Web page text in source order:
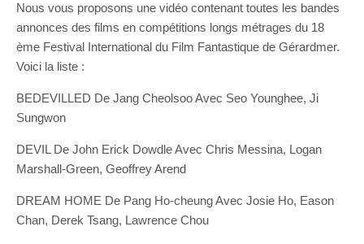
Nous vous proposons une vidéo contenant toutes les bandes
annonces des films en compétitions longs métrages du 18
ème Festival International du Film Fantastique de Gérardmer.
Voici la liste :
BEDEVILLED De Jang Cheolsoo Avec Seo Younghee, Ji
Sungwon
DEVIL De John Erick Dowdle Avec Chris Messina, Logan
Marshall-Green, Geoffrey Arend
DREAM HOME De Pang Ho-cheung Avec Josie Ho, Eason
Chan, Derek Tsang, Lawrence Chou